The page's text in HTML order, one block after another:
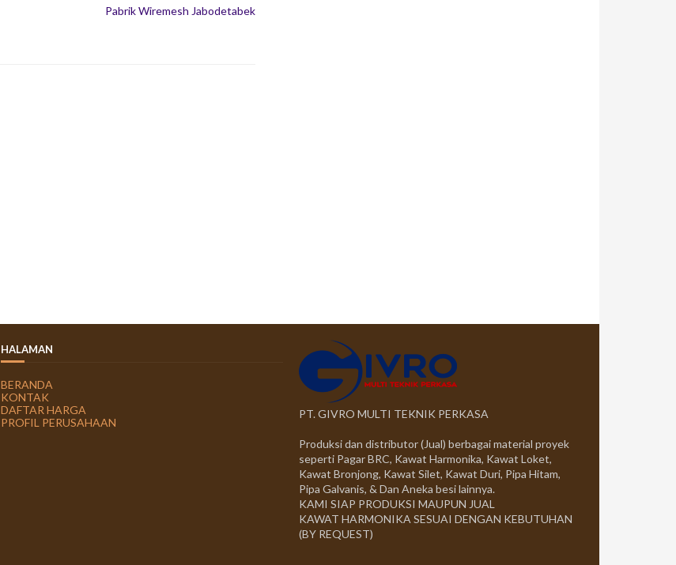
Pabrik Wiremesh Jabodetabek
HALAMAN
BERANDA
KONTAK
DAFTAR HARGA
PROFIL PERUSAHAAN
PT. GIVRO MULTI TEKNIK PERKASA
Produksi dan distributor (Jual) berbagai material proyek
seperti Pagar BRC, Kawat Harmonika, Kawat Loket,
Kawat Bronjong, Kawat Silet, Kawat Duri, Pipa Hitam,
Pipa Galvanis, & Dan Aneka besi lainnya.
KAMI SIAP PRODUKSI MAUPUN JUAL
KAWAT HARMONIKA SESUAI DENGAN KEBUTUHAN
(BY REQUEST)